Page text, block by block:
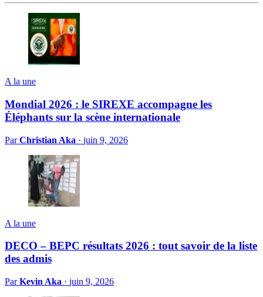
A la une
Mondial 2026 : le SIREXE accompagne les
Éléphants sur la scène internationale
ParChristian Aka · juin 9, 2026
A la une
DECO – BEPC résultats 2026 : tout savoir de la liste
des admis
ParKevin Aka · juin 9, 2026